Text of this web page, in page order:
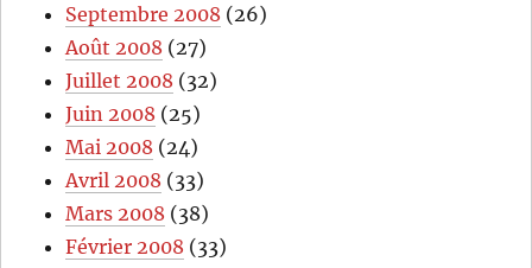
Septembre 2008 (26)
Août 2008 (27)
Juillet 2008 (32)
Juin 2008 (25)
Mai 2008 (24)
Avril 2008 (33)
Mars 2008 (38)
Février 2008 (33)